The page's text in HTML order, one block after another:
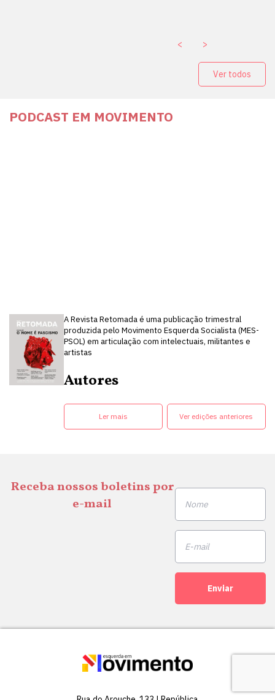
< >
Ver todos
PODCAST EM MOVIMENTO
A Revista Retomada é uma publicação trimestral
produzida pelo Movimento Esquerda Socialista (MES-
PSOL) em articulação com intelectuais, militantes e
artistas
Autores
Ler mais Ver edições anteriores
Receba nossos boletins por
e-mail
Enviar